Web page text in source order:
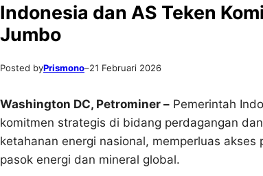
Indonesia dan AS Teken
Jumbo
Posted byPrismono–21 Februari 2026
Washington DC, Petrominer – Pemerintah
komitmen strategis di bidang perdagangan
ketahanan energi nasional, memperluas
pasok energi dan mineral global.